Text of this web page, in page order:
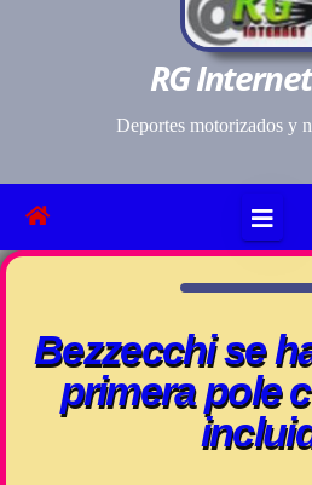
RG
Deportes motorizados y
Bezzecchi se
primera pole